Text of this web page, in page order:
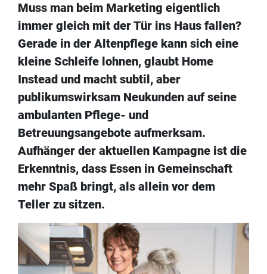
Muss man beim Marketing eigentlich
immer gleich mit der Tür ins Haus fallen?
Gerade in der Altenpflege kann sich eine
kleine Schleife lohnen, glaubt Home
Instead und macht subtil, aber
publikumswirksam Neukunden auf seine
ambulanten Pflege- und
Betreuungsangebote aufmerksam.
Aufhänger der aktuellen Kampagne ist die
Erkenntnis, dass Essen in Gemeinschaft
mehr Spaß bringt, als allein vor dem
Teller zu sitzen.